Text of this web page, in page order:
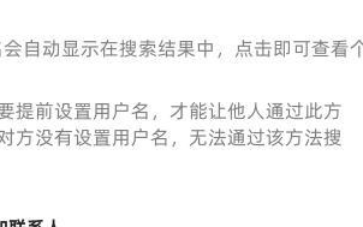
自动显示在搜索结果中，点击即可查看
提前设置用户名，才能让他人通过此方
方没有设置用户名，无法通过该方法搜